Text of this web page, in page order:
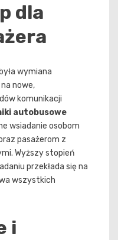
dla
wymiana
nowe,
komunikacji
autobusowe
wsiadanie osobom
pasażerom z
Wyższy stopień
przekłada się na
wszystkich
i